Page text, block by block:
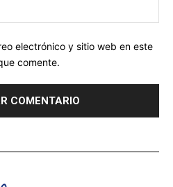
electrónico y sitio web en este
comente.